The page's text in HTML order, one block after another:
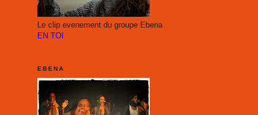
Le clip evenement du groupe Ebena
EN TOI
EBENA